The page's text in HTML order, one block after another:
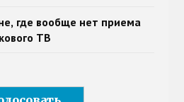
где вообще нет приема
ТВ